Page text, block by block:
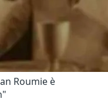
Roumie è